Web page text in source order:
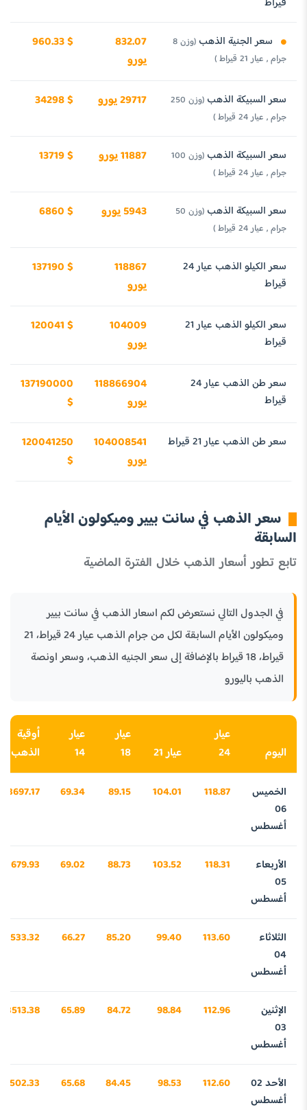
سعر الجنية الذهب
(وزن 8
جرام , عيار 21 قيراط )
832.07
يورو
960.33 $
سعر السبيكة الذهب
(وزن 250
جرام , عيار 24 قيراط )
29717 يورو 34298 $
سعر السبيكة الذهب
(وزن 100
جرام , عيار 24 قيراط )
11887 يورو 13719 $
سعر السبيكة الذهب
(وزن 50
جرام , عيار 24 قيراط )
5943 يورو 6860 $
سعر الكيلو الذهب عيار 24
قيراط
118867
يورو
137190 $
سعر الكيلو الذهب عيار 21
قيراط
104009
يورو
120041 $
سعر طن الذهب عيار 24
قيراط
118866904
يورو
137190000
$
سعر طن الذهب عيار 21 قيراط
104008541
يورو
120041250
$
سعر الذهب في سانت بيير وميكولون الأيام
السابقة
تابع تطور أسعار الذهب خلال الفترة الماضية
في الجدول التالي نستعرض لكم اسعار الذهب في سانت بيير
وميكولون الأيام السابقة لكل من جرام الذهب عيار 24 قيراط، 21
قيراط، 18 قيراط بالإضافة إلى سعر الجنيه الذهب، وسعر اونصة
الذهب باليورو
اليوم
عيار
24
عيار 21
عيار
18
عيار
14
أوقية
الذهب
الخميس
06
أغسطس
118.87
104.01
89.15
69.34
3697.17
الأربعاء
05
أغسطس
118.31
103.52
88.73
69.02
3679.93
الثلاثاء
04
أغسطس
113.60
99.40
85.20
66.27
3533.32
الإثنين
03
أغسطس
112.96
98.84
84.72
65.89
3513.38
الأحد 02
أغسطس
112.60
98.53
84.45
65.68
3502.33